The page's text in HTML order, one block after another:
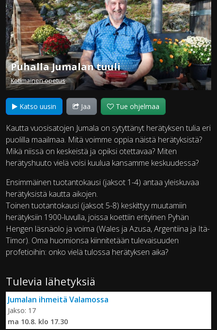
Puhalla Jumalan tuuli
Kotimainen opetus
Katso uusin Jaa Tue ohjelmaa
Kautta vuosisatojen Jumala on sytyttänyt herätyksen tulia eri
puolilla maailmaa. Mitä voimme oppia näistä herätyksistä?
Mikä niissä on keskeistä ja opiksi otettavaa? Miten
herätyshuuto vielä voisi kuulua kansamme keskuudessa?
Ensimmäinen tuotantokausi (jaksot 1-4) antaa yleiskuvaa
herätyksistä kautta aikojen.
Toinen tuotantokausi (jaksot 5-8) keskittyy muutamiin
herätyksiin 1900-luvulla, joissa koettiin erityinen Pyhän
Hengen läsnäolo ja voima (Wales ja Azusa, Argentiina ja Itä-
Timor). Oma huomionsa kiinnitetään tulevaisuuden
profetioihin: onko vielä tulossa herätyksen aika?
Tulevia lähetyksiä
Jumalan ihmeitä Valamossa
Jakso: 17
ma 10.8. klo 17.30